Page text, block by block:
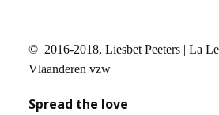
© 2016-2018, Liesbet Peeters | La
Vlaanderen vzw
Spread the love